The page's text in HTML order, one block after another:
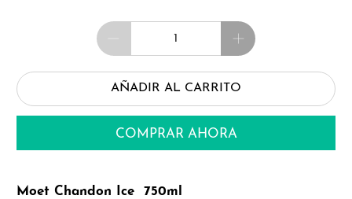
Cantidad
AÑADIR AL CARRITO
COMPRAR AHORA
Moet Chandon Ice 750ml